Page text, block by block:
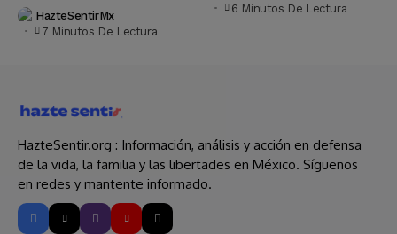
HazteSentirMx
7 Minutos De Lectura
6 Minutos De Lectura
HazteSentir.org : Información, análisis y acción en defensa
de la vida, la familia y las libertades en México. Síguenos
en redes y mantente informado.